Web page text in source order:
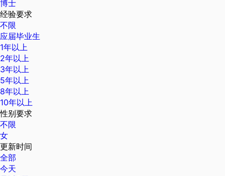
博士
经验要求
不限
应届毕业生
1年以上
2年以上
3年以上
5年以上
8年以上
10年以上
性别要求
不限
女
更新时间
全部
今天